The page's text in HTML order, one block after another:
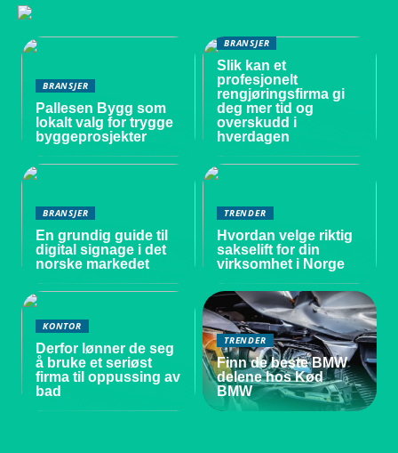
BRANSJER
Pallesen Bygg som
lokalt valg for trygge
byggeprosjekter
BRANSJER
Slik kan et
profesjonelt
rengjøringsfirma gi
deg mer tid og
overskudd i
hverdagen
BRANSJER
En grundig guide til
digital signage i det
norske markedet
TRENDER
Hvordan velge riktig
sakselift for din
virksomhet i Norge
KONTOR
Derfor lønner de seg
å bruke et seriøst
firma til oppussing av
bad
TRENDER
Finn de beste BMW
delene hos Kød
BMW